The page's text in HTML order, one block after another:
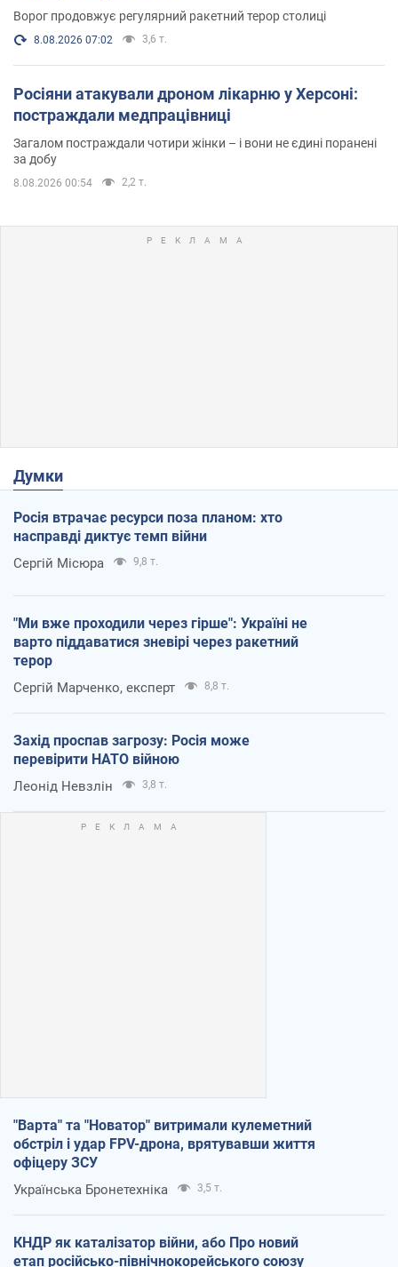
Ворог продовжує регулярний ракетний терор столиці
8.08.2026 07:02 3,6 т.
Росіяни атакували дроном лікарню у Херсоні:
постраждали медпрацівниці
Загалом постраждали чотири жінки – і вони не єдині поранені
за добу
8.08.2026 00:54 2,2 т.
Думки
Росія втрачає ресурси поза планом: хто
насправді диктує темп війни
Сергій Місюра 9,8 т.
"Ми вже проходили через гірше": Україні не
варто піддаватися зневірі через ракетний
терор
Сергій Марченко, експерт 8,8 т.
Захід проспав загрозу: Росія може
перевірити НАТО війною
Леонід Невзлін 3,8 т.
"Варта" та "Новатор" витримали кулеметний
обстріл і удар FPV-дрона, врятувавши життя
офіцеру ЗСУ
Українська Бронетехніка 3,5 т.
КНДР як каталізатор війни, або Про новий
етап російсько-північнокорейського союзу